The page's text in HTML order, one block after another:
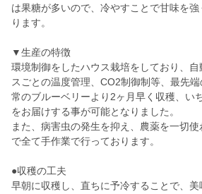
は果糖が多いので、冷やすことで甘味を
ります。
▼生産の特徴
環境制御をしたハウス栽培をしており、
スごとの温度管理、CO2制御制等、最先
常のブルーベリーより2ヶ月早く収穫、い
をお届けする事が可能となりました。
また、病害虫の発生を抑え、農薬を一切
で全て手作業で行っております。
●収穫の工夫
早朝に収穫し、直ちに予冷することで、